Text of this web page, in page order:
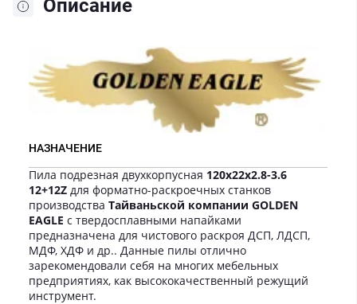
Описание
НАЗНАЧЕНИЕ
Пила подрезная двухкорпусная 120x22x2.8-3.6
12+12Z для форматно-раскроечных станков
производства Тайваньской компании GOLDEN
EAGLE с твердосплавными напайками
предназначена для чистового раскроя ДСП, ЛДСП,
МДФ, ХДФ и др.. Данные пилы отлично
зарекомендовали себя на многих мебельных
предприятиях, как высококачественный режущий
инструмент.